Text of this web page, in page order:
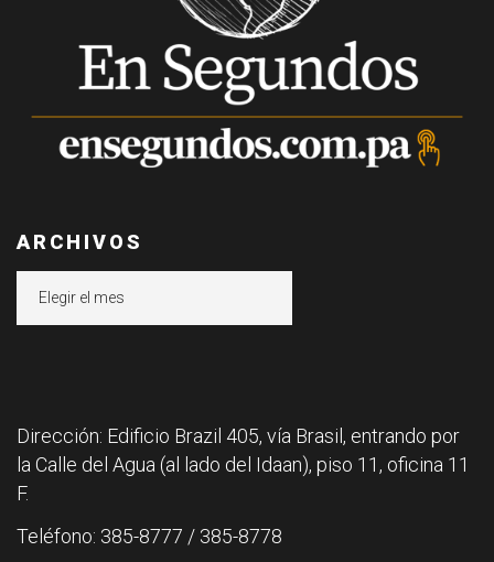
ARCHIVOS
Dirección: Edificio Brazil 405, vía Brasil, entrando por
la Calle del Agua (al lado del Idaan), piso 11, oficina 11
F.
Teléfono: 385-8777 / 385-8778